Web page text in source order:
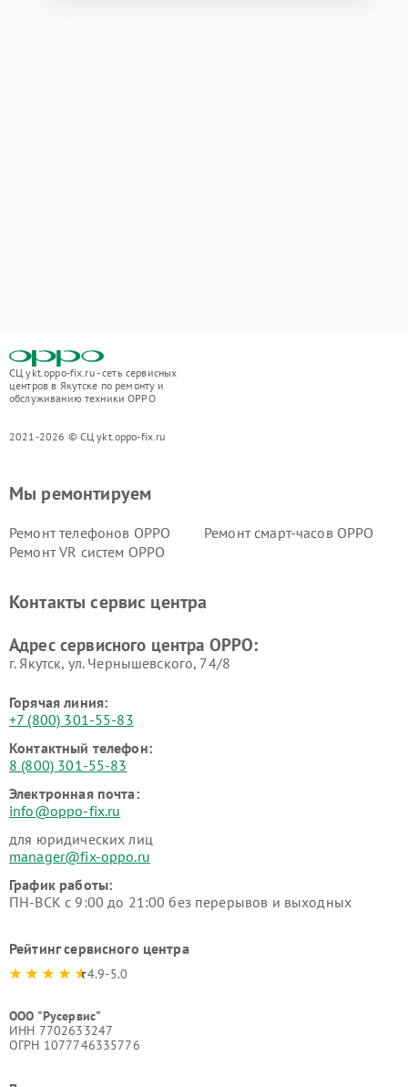
СЦ ykt.oppo-fix.ru - сеть сервисных
центров в Якутске по ремонту и
обслуживанию техники OPPO
2021-2026 © СЦ ykt.oppo-fix.ru
Мы ремонтируем
Ремонт телефонов OPPO
Ремонт смарт-часов OPPO
Ремонт VR систем OPPO
Контакты сервис центра
Адрес сервисного центра OPPO:
г. Якутск, ул. Чернышевского, 74/8
Горячая линия:
+7 (800) 301-55-83
Контактный телефон:
8 (800) 301-55-83
Электронная почта:
info@oppo-fix.ru
для юридических лиц
manager@fix-oppo.ru
График работы:
ПН-ВСК с 9:00 до 21:00 без перерывов и выходных
Рейтинг сервисного центра
4.9-5.0
ООО "Русервис"
ИНН 7702633247
ОГРН 1077746335776